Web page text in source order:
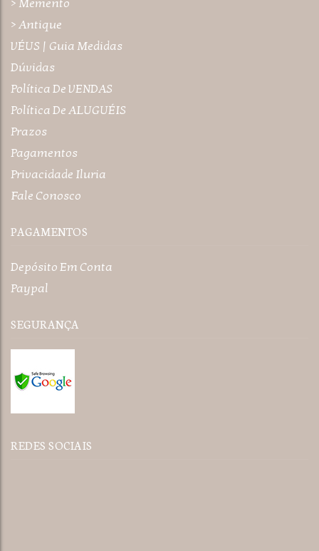
> Memento
> Antique
VÉUS | Guia Medidas
Dúvidas
Política De VENDAS
Política De ALUGUÉIS
Prazos
Pagamentos
Privacidade Iluria
Fale Conosco
PAGAMENTOS
Depósito Em Conta
Paypal
SEGURANÇA
REDES SOCIAIS